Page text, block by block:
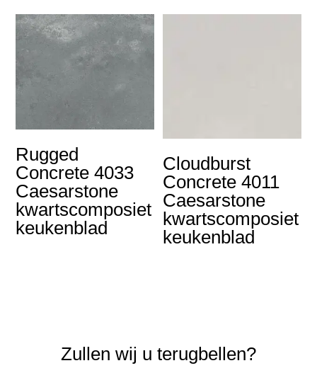
Rugged
Concrete 4033
Caesarstone
kwartscomposiet
keukenblad
Cloudburst
Concrete 4011
Caesarstone
kwartscomposiet
keukenblad
Zullen wij u terugbellen?